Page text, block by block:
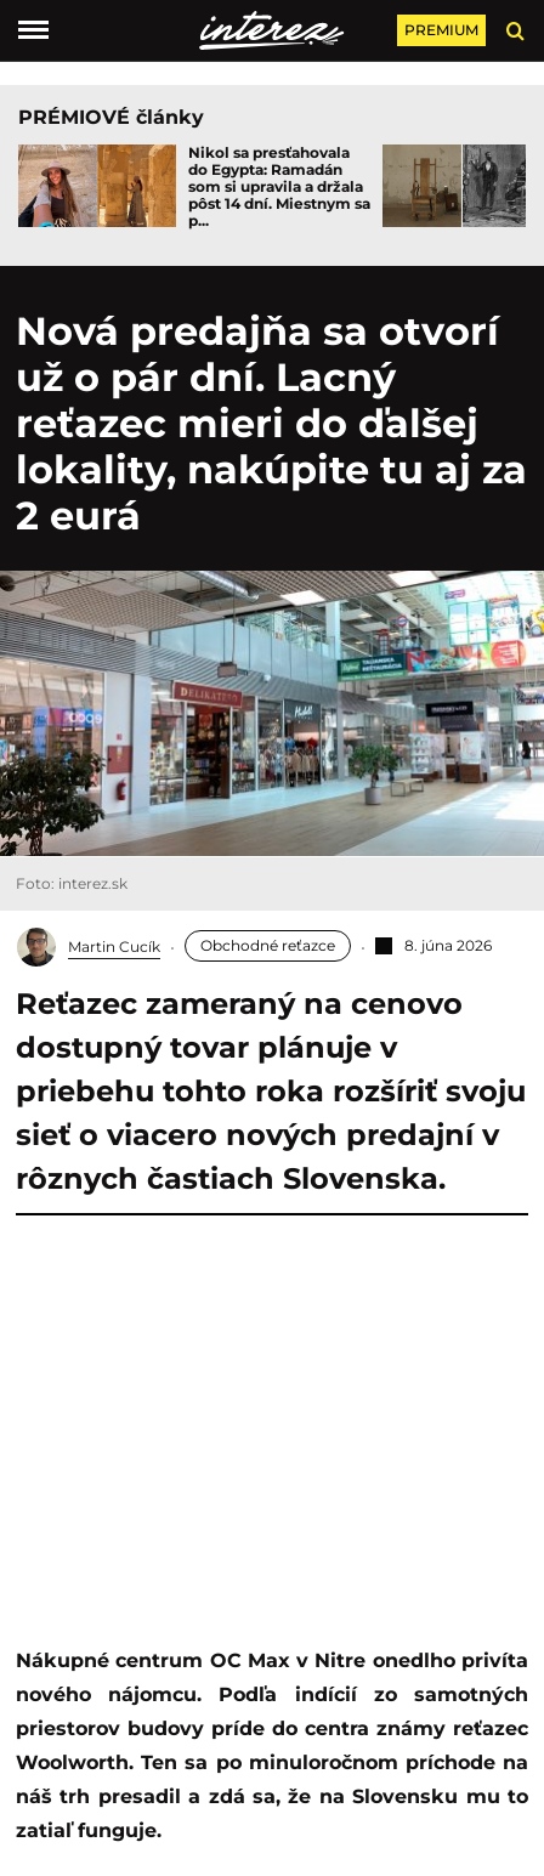
PREMIUM
PRÉMIOVÉ články
Nikol sa presťahovala
do Egypta: Ramadán
som si upravila a držala
pôst 14 dní. Miestnym sa
p...
Nová predajňa sa otvorí
už o pár dní. Lacný
reťazec mieri do ďalšej
lokality, nakúpite tu aj za
2 eurá
Foto: interez.sk
Martin Cucík Obchodné reťazce 8. júna 2026
Reťazec zameraný na cenovo
dostupný tovar plánuje v
priebehu tohto roka rozšíriť svoju
sieť o viacero nových predajní v
rôznych častiach Slovenska.
Nákupné centrum OC Max v Nitre onedlho privíta
nového nájomcu. Podľa indícií zo samotných
priestorov budovy príde do centra známy reťazec
Woolworth. Ten sa po minuloročnom príchode na
náš trh presadil a zdá sa, že na Slovensku mu to
zatiaľ funguje.